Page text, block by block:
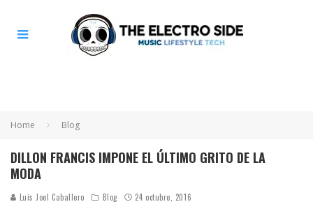
Home Blog
DILLON FRANCIS IMPONE EL ÚLTIMO GRITO DE LA
MODA
Luis Joel Caballero Blog 24 octubre, 2016